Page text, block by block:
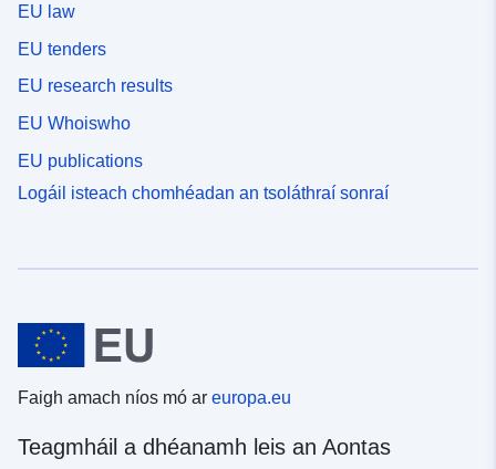
EU law
EU tenders
EU research results
EU Whoiswho
EU publications
Logáil isteach chomhéadan an tsoláthraí sonraí
Faigh amach níos mó ar europa.eu
Teagmháil a dhéanamh leis an Aontas